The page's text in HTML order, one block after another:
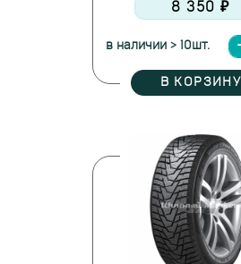
8 350 ₽
в наличии > 10шт.
В КОРЗИНУ